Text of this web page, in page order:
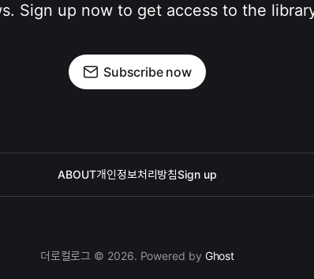
Sign up now to get access to the
Subscribe now
ABOUT개인정보처리방침Sign up
더로컬로그 © 2026. Powered by Ghost